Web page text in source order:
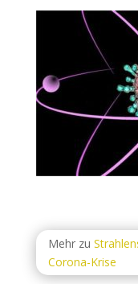
Mehr zu
Corona-Krise